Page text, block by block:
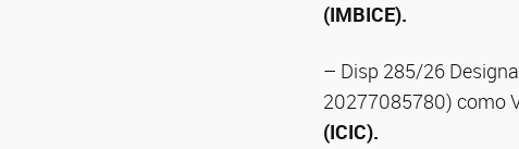
(IMBICE).
– Disp 285/26
20277085780) como
(ICIC).